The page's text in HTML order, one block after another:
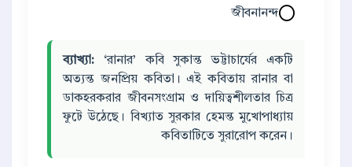
জীবনানন্দ
ব্যাখ্যা: ‘রানার’ কবি সুকান্ত ভট্টাচার্যের একটি
অত্যন্ত জনপ্রিয় কবিতা। এই কবিতায় রানার বা
ডাকহরকরার জীবনসংগ্রাম ও দায়িত্বশীলতার চিত্র
ফুটে উঠেছে। বিখ্যাত সুরকার হেমন্ত মুখোপাধ্যায়
কবিতাটিতে সুরারোপ করেন।